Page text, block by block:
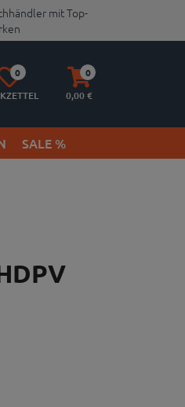
mit Top-
aufklappen
0
Warenkorb
aufklappen
0
0,00 €
SALE %